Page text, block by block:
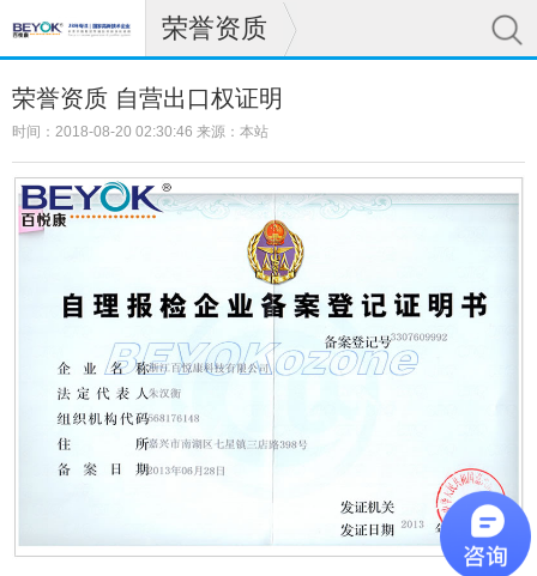
荣誉资质
荣誉资质 自营出口权证明
时间：2018-08-20 02:30:46 来源：本站